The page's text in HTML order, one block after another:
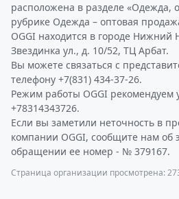
расположена в разделе «Одежда,
рубрике Одежда – оптовая
OGGI находится в городе Нижний
Звездинка ул., д. 10/52, ТЦ Арбат.
Вы можете связаться с
телефону +7(831) 434-37-26.
Режим работы OGGI рекомендуем
+78314343726.
Если вы заметили неточность в
компании OGGI, сообщите нам об
обращении ее номер - № 379167.
Страница организации просмотрена: